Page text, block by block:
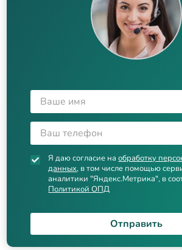
Я даю согласие наобработку
данных, в том числе помощью
аналитики "Яндекс.Метрика", в
Политикой ОПД
Отправить